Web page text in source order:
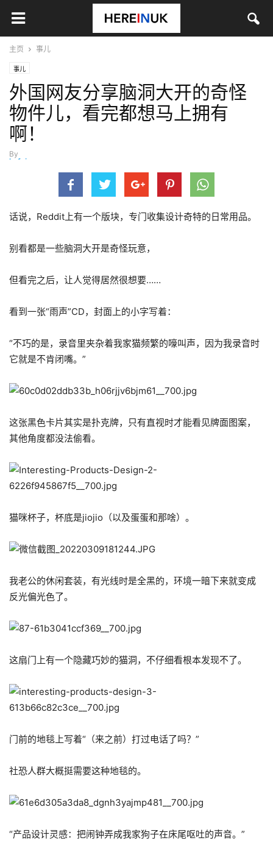
主页 事儿
事儿
外国网友分享脑洞大开的奇怪
物件儿，看完都想马上拥有
啊！
By
hefei
话说，Reddit上有一个版块，专门收集设计奇特的日常用品。
别看都是一些脑洞大开是奇怪玩意，
但看完之后，让人觉得居然很想要……
看到一张“雨声”CD，封面上的小字写着：
“不巧的是，录音里夹杂着我家猫频繁的嚎叫声，因为我录音时
它就是不肯闭嘴。”
这张黑色卡片其实是扑克牌，只有直视时才能看见牌面图案，
其他角度都没法偷看。
猫咪杯子，杯底是jiojio（以及蛋蛋和那啥）。
我老公的休闲套装，有光线时是全黑的，环境一暗下来就变成
反光偏光色了。
这扇门上有一个隐藏巧妙的猫洞，不仔细看根本发现不了。
门前的地毯上写着“（来之前）打过电话了吗？”
社恐人群大概挺需要这种地毯的。
“产品设计灵感：把闹钟弄成我家狗子在床尾呕吐的声音。”